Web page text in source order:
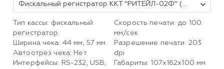
Фискальный регистратор ККТ "РИТЕЙЛ-02Ф" (У) LAN/USB/COM с раз. ДЯ (черный) без ФН
Тип кассы: фискальный
регистратор
Ширина чека: 44 мм, 57 мм
Автоотрез чека: Нет
Интерфейсы: RS-232, USB,
Скорость печати: до 100
мм/сек
Разрешение печати: 203
dpi
Габариты: 107х162х100 мм